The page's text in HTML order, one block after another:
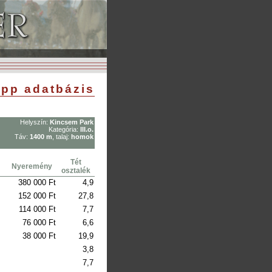
adatbázis
Helyszín: Kincsem Park
Kategória: III.o.
Táv: 1400 m , talaj: homok
Nyeremény
Tét
osztalék
380 000 Ft
4,9
152 000 Ft
27,8
114 000 Ft
7,7
76 000 Ft
6,6
38 000 Ft
19,9
3,8
7,7